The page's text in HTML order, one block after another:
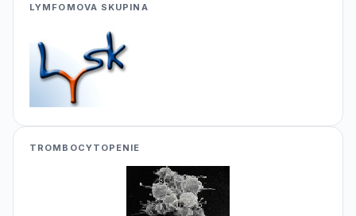
LYMFOMOVA SKUPINA
TROMBOCYTOPENIE